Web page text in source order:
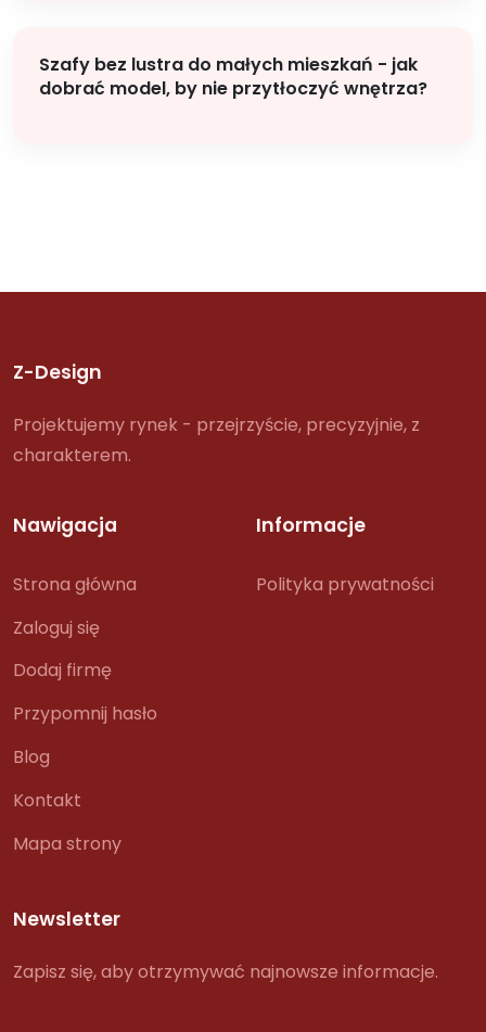
Szafy bez lustra do małych mieszkań - jak
dobrać model, by nie przytłoczyć wnętrza?
Z-Design
Projektujemy rynek - przejrzyście, precyzyjnie, z
charakterem.
Nawigacja
Strona główna
Zaloguj się
Dodaj firmę
Przypomnij hasło
Blog
Kontakt
Mapa strony
Informacje
Polityka prywatności
Newsletter
Zapisz się, aby otrzymywać najnowsze informacje.